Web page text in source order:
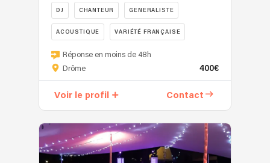
DJ CHANTEUR GENERALISTE
ACOUSTIQUE VARIÉTÉ FRANÇAISE
Pendant
près
activités
en
spectacles
Réponse en moins de 48h
Drôme
400€
Voir le profil Contact